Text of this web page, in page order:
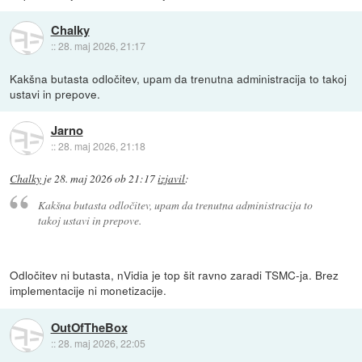
Chalky
::28. maj 2026, 21:17
Kakšna butasta odločitev, upam da trenutna administracija to takoj
ustavi in prepove.
Jarno
::28. maj 2026, 21:18
Chalky je28. maj 2026 ob 21:17izjavil:
Kakšna butasta odločitev, upam da trenutna administracija to
takoj ustavi in prepove.
Odločitev ni butasta, nVidia je top šit ravno zaradi TSMC-ja. Brez
implementacije ni monetizacije.
OutOfTheBox
::28. maj 2026, 22:05